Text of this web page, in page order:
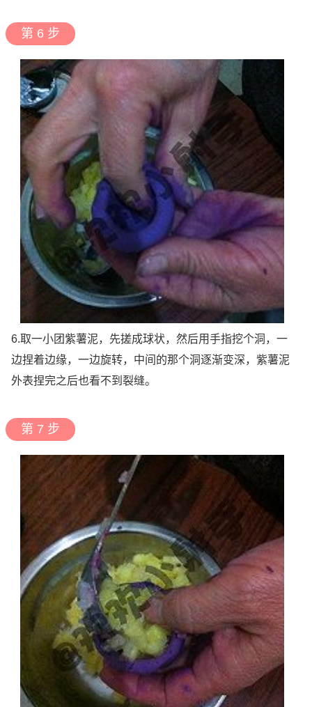
第 6 步
6.取一小团紫薯泥，先搓成球状，然后用手指挖个洞，一
边捏着边缘，一边旋转，中间的那个洞逐渐变深，紫薯泥
外表捏完之后也看不到裂缝。
第 7 步